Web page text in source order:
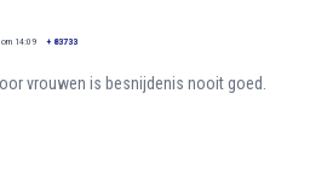
om 14:09 + 83733
vrouwen is besnijdenis nooit goed.